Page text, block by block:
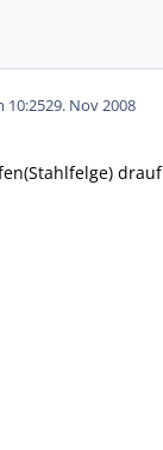
10:2529. Nov 2008